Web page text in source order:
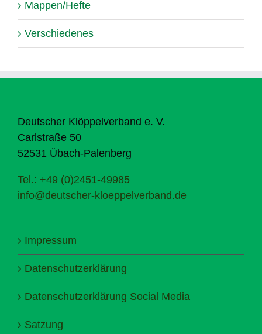
Mappen/Hefte
Verschiedenes
Deutscher Klöppelverband e. V.
Carlstraße 50
52531 Übach-Palenberg
Tel.: +49 (0)2451-49985
info@deutscher-kloeppelverband.de
Impressum
Datenschutzerklärung
Datenschutzerklärung Social Media
Satzung